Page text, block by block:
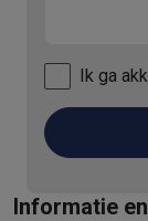
Ik ga
Informatie